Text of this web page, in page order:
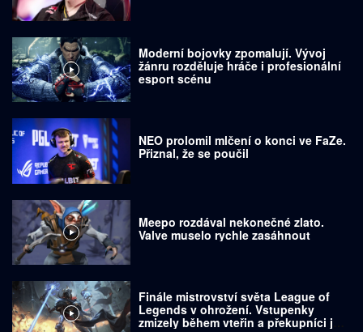
Moderní bojovky zpomalují. Vývoj
žánru rozděluje hráče i profesionální
esport scénu
NEO prolomil mlčení o konci ve FaZe.
Přiznal, že se poučil
Meepo rozdával nekonečné zlato.
Valve muselo rychle zasáhnout
Finále mistrovství světa League of
Legends v ohrožení. Vstupenky
zmizely během vteřin a překupníci je